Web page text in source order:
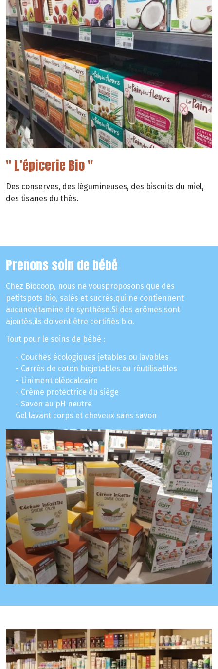
" L’épicerie Bio "
Des conserves, des légumineuses, des biscuits du miel,
des tisanes du thés.
Prenons soin de bébé
Chez Biocoop, nous ne vousproposons que des
petitspots bio, salés et sucrés,qui ne contiennent
aucunevitamine de synthèse.Si des arômes sont
ajoutés,ils doivent être certifiés bio.
Tout pour le soins de bébé :
- Couches écologiques jetables ou lavables
- Carrés de coton biojetables ou réutilisables
- Liniment oléocalcaire
- Crème protectrice du siège
- Savon au pH neutre
Gel lavant corps et cheveux sans savon